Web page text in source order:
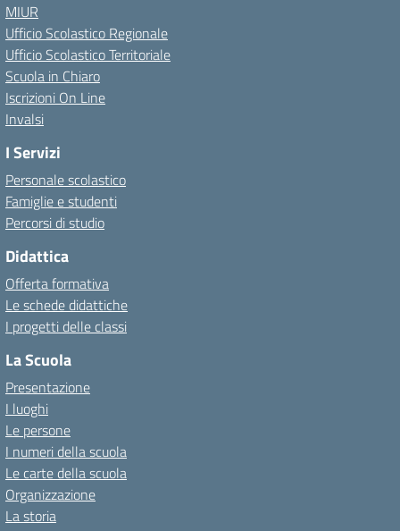
MIUR
Ufficio Scolastico Regionale
Ufficio Scolastico Territoriale
Scuola in Chiaro
Iscrizioni On Line
Invalsi
I Servizi
Personale scolastico
Famiglie e studenti
Percorsi di studio
Didattica
Offerta formativa
Le schede didattiche
I progetti delle classi
La Scuola
Presentazione
I luoghi
Le persone
I numeri della scuola
Le carte della scuola
Organizzazione
La storia